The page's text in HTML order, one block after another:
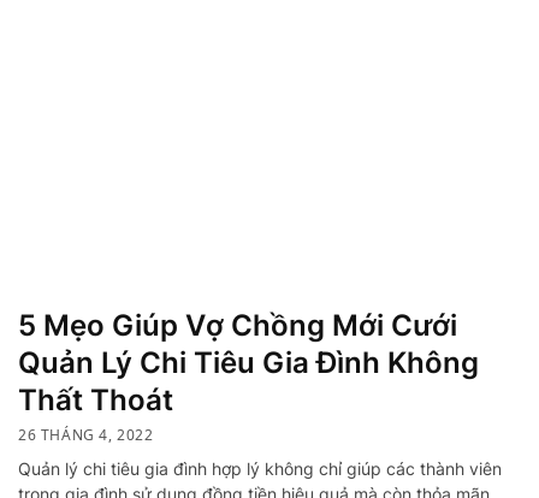
5 Mẹo Giúp Vợ Chồng Mới Cưới
Quản Lý Chi Tiêu Gia Đình Không
Thất Thoát
26 THÁNG 4, 2022
Quản lý chi tiêu gia đình hợp lý không chỉ giúp các thành viên